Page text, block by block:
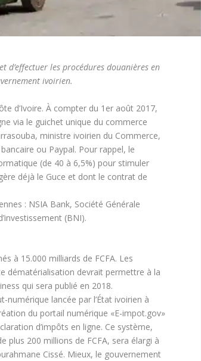
d’effectuer les procédures douanières en
ivoirien.
d’Ivoire. À compter du 1er août 2017,
via le guichet unique du commerce
ministre ivoirien du Commerce,
ou Paypal. Pour rappel, le
(de 40 à 6,5%) pour stimuler
déjà le Guce et dont le contrat de
: NSIA Bank, Société Générale
(BNI).
à 15.000 milliards de FCFA. Les
dématérialisation devrait permettre à la
qui sera publié en 2018.
lancée par l’État ivoirien à
du portail numérique «E-impot.gov»
d’impôts en ligne. Ce système,
plus 200 millions de FCFA, sera élargi à
Cissé. Mieux, le gouvernement